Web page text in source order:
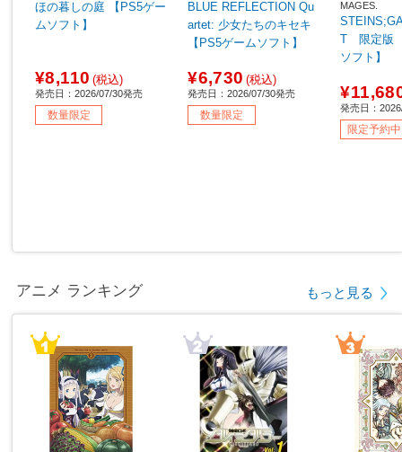
ほの暮しの庭 【PS5ゲー
ムソフト】
¥8,110 (税込)
発売日：2026/07/30発売
数量限定
BLUE REFLECTION Qu
artet: 少女たちのキセキ
【PS5ゲームソフト】
¥6,730 (税込)
発売日：2026/07/30発売
数量限定
MAGES.
T 限定版
ソフト】
発売日：
限定予約中
アニメ ランキング もっと見る